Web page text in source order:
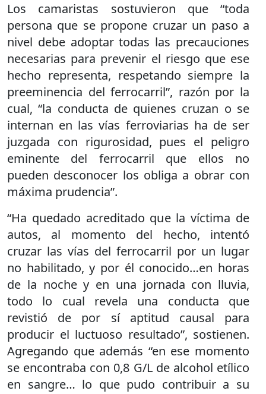
Los camaristas sostuvieron que “toda
persona que se propone cruzar un paso a
nivel debe adoptar todas las precauciones
necesarias para prevenir el riesgo que ese
hecho representa, respetando siempre la
preeminencia del ferrocarril”, razón por la
cual, “la conducta de quienes cruzan o se
internan en las vías ferroviarias ha de ser
juzgada con rigurosidad, pues el peligro
eminente del ferrocarril que ellos no
pueden desconocer los obliga a obrar con
máxima prudencia”.
“Ha quedado acreditado que la víctima de
autos, al momento del hecho, intentó
cruzar las vías del ferrocarril por un lugar
no habilitado, y por él conocido…en horas
de la noche y en una jornada con lluvia,
todo lo cual revela una conducta que
revistió de por sí aptitud causal para
producir el luctuoso resultado”, sostienen.
Agregando que además “en ese momento
se encontraba con 0,8 G/L de alcohol etílico
en sangre… lo que pudo contribuir a su